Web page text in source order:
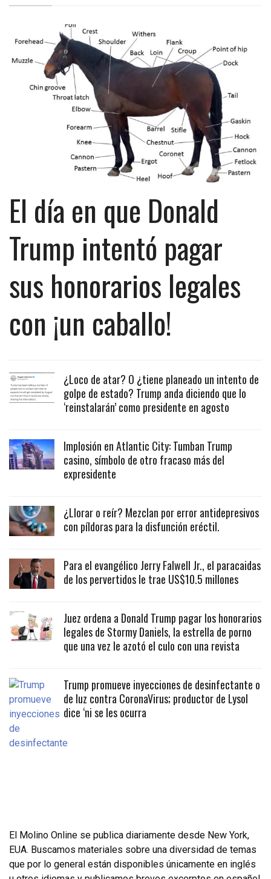
El día en que Donald
Trump intentó pagar
sus honorarios legales
con ¡un caballo!
¿Loco de atar? O ¿tiene planeado un intento de
golpe de estado? Trump anda diciendo que lo
‘reinstalarán’ como presidente en agosto
Implosión en Atlantic City: Tumban Trump
casino, símbolo de otro fracaso más del
expresidente
¿Llorar o reír? Mezclan por error antidepresivos
con píldoras para la disfunción eréctil.
Para el evangélico Jerry Falwell Jr., el paracaidas
de los pervertidos le trae US$10.5 millones
Juez ordena a Donald Trump pagar los honorarios
legales de Stormy Daniels, la estrella de porno
que una vez le azotó el culo con una revista
Trump promueve inyecciones de desinfectante o
de luz contra CoronaVirus; productor de Lysol
dice ‘ni se les ocurra
El Molino Online se publica diariamente desde New York,
EUA. Buscamos materiales sobre una diversidad de temas
que por lo general están disponibles únicamente en inglés